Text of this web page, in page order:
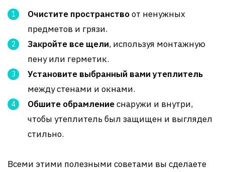
Очистите пространствоот ненужных
предметов и грязи.
Закройте все щели, используя монтажную
пену или герметик.
Установите выбранный вами утеплитель
между стенами и окнами.
Обшите обрамлениеснаружи и внутри,
чтобы утеплитель был защищен и выглядел
стильно.
Всеми этими полезными советами вы сделаете